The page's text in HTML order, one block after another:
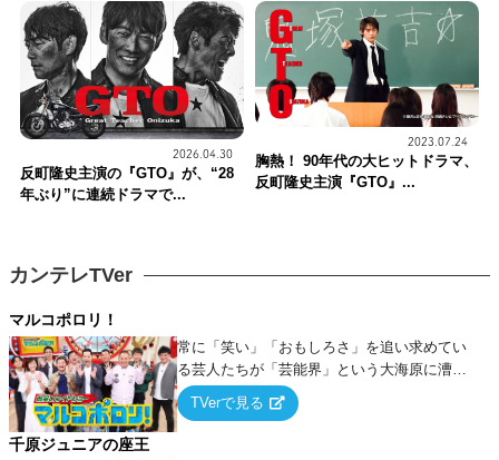
2026.04.30
反町隆史主演の『GTO』が、“28
年ぶり”に連続ドラマで...
2023.07.24
胸熱！ 90年代の大ヒットドラマ、
反町隆史主演『GTO』...
カンテレTVer
マルコポロリ！
常に「笑い」「おもしろさ」を追い求めてい
る芸人たちが「芸能界」という大海原に漕ぎ
出でて、新たなオモシロ人間を発掘する！
TVerで見る
千原ジュニアの座王